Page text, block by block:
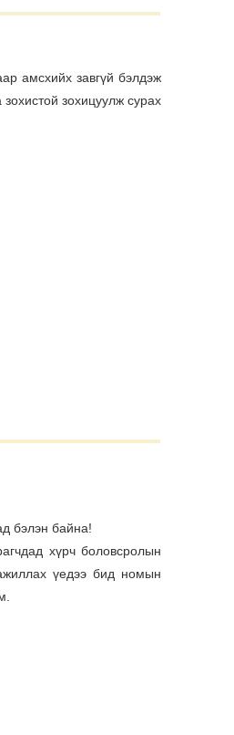
амсхийх завгүй бэлдэж
зохицуулж сурах
бэлэн байна!
хүрч боловсролын
үедээ бид номын